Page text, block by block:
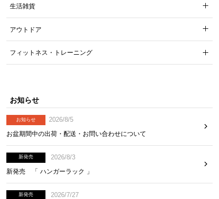
生活雑貨
アウトドア
フィットネス・トレーニング
お知らせ
お知らせ
2026/8/5
お盆期間中の出荷・配送・お問い合わせについて
新発売
2026/8/3
新発売 「 ハンガーラック 」
新発売
2026/7/27